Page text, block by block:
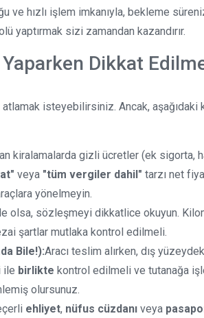
ve hızlı işlem imkanıyla, bekleme
yaptırmak sizi zamandan kazandırır.
Dikkat
atlamak isteyebilirsiniz. Ancak,
kiralamalarda gizli ücretler (ek sigorta,
veya "tüm vergiler dahil" tarzı net
yönelmeyin.
olsa, sözleşmeyi dikkatlice okuyun.
şartlar mutlaka kontrol edilmeli.
Bile!):Aracı teslim alırken, dış
ile birlikte kontrol edilmeli ve tutanağa
olursunuz.
ehliyet, nüfus cüzdanı veya